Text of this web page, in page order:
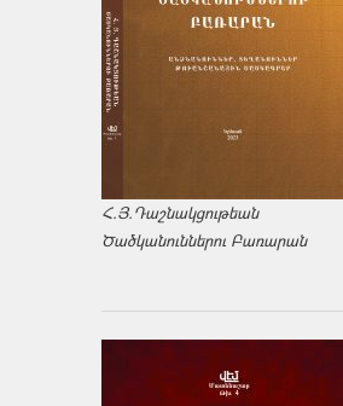
Հ.Յ.Դաշնակցութեան
Ծածկանուններու Բառարան